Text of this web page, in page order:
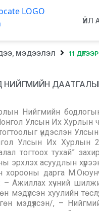
ҮЙЛ
МЭДЭЭЛЭЛ 11
НИЙГМИЙН
Нийгмийн
Улсын Их Хурлын
үндэслэн
Улсын Их Хурлын
тогтоох тухай”
эрхлэх асуудлын
хорооны дарга
– Ажиллах хүчний
мэдүүлсэн хуулийн
мэдүүлсэн/, –